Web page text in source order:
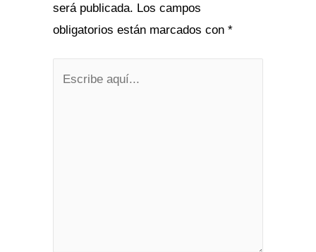
será publicada. Los campos
obligatorios están marcados con *